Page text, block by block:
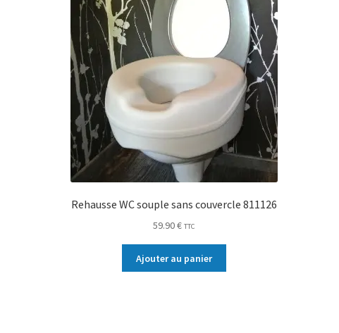
Rehausse WC souple sans couvercle 811126
59.90€ TTC
Ajouter au panier